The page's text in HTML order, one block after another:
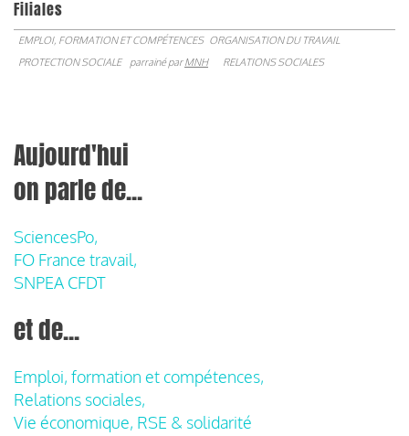
Filiales
EMPLOI, FORMATION ET COMPÉTENCES ORGANISATION DU TRAVAIL
PROTECTION SOCIALE
parrainé parMNH RELATIONS SOCIALES
Aujourd'hui
on parle de...
SciencesPo,
FO France travail,
SNPEA CFDT
et de...
Emploi, formation et compétences,
Relations sociales,
Vie économique, RSE & solidarité